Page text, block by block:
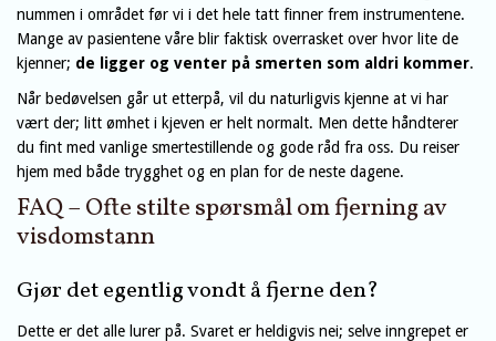
nummen i området før vi i det hele tatt finner frem instrumentene.
Mange av pasientene våre blir faktisk overrasket over hvor lite de
kjenner; de ligger og venter på smerten som aldri kommer.
Når bedøvelsen går ut etterpå, vil du naturligvis kjenne at vi har
vært der; litt ømhet i kjeven er helt normalt. Men dette håndterer
du fint med vanlige smertestillende og gode råd fra oss. Du reiser
hjem med både trygghet og en plan for de neste dagene.
FAQ – Ofte stilte spørsmål om fjerning av
visdomstann
Gjør det egentlig vondt å fjerne den?
Dette er det alle lurer på. Svaret er heldigvis nei; selve inngrepet er